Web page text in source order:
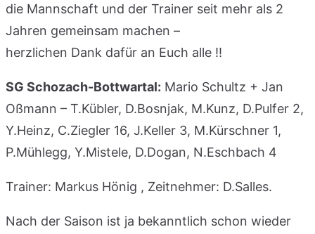
die Mannschaft und der Trainer seit mehr als 2
Jahren gemeinsam machen –
herzlichen Dank dafür an Euch alle !!
SG Schozach-Bottwartal: Mario Schultz + Jan
Oßmann – T.Kübler, D.Bosnjak, M.Kunz, D.Pulfer 2,
Y.Heinz, C.Ziegler 16, J.Keller 3, M.Kürschner 1,
P.Mühlegg, Y.Mistele, D.Dogan, N.Eschbach 4
Trainer: Markus Hönig , Zeitnehmer: D.Salles.
Nach der Saison ist ja bekanntlich schon wieder